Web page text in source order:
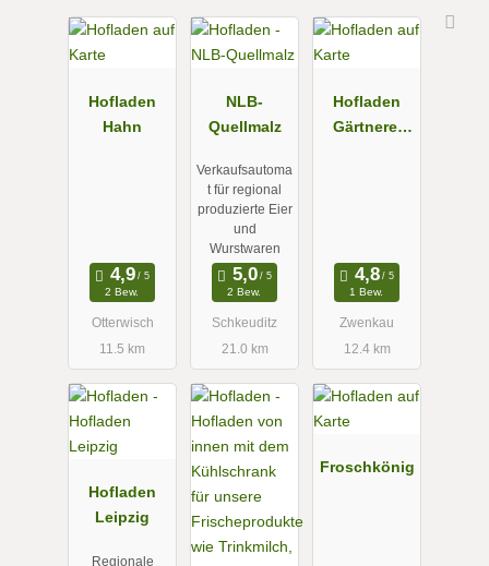
Hofladen
Hahn
2 Bew.
Otterwisch
11.5 km
NLB-
Quellmalz
Verkaufsautoma
t für regional
produzierte Eier
und
Wurstwaren
2 Bew.
Schkeuditz
21.0 km
Hofladen
Gärtnerei
1 Bew.
Zwenkau
12.4 km
Hofladen
Leipzig
Regionale
Froschkönig